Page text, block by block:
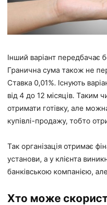
Інший варіант передбачає
Гранична сума також не
Ставка 0,01%. Існують
від 4 до 12 місяців. Таким
отримати готівку, але
купівлі-продажу, тобто
Так організація отримає
установи, а у клієнта
банківською компанією,
Хто може